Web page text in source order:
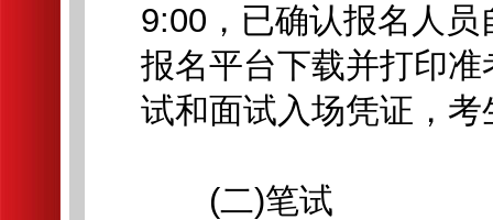
9:00，已确认报名人
报名平台下载并打印
试和面试入场凭证，
(二)笔试